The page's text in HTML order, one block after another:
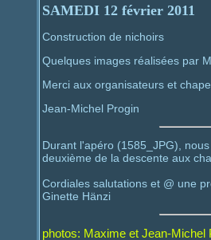
SAMEDI 12 février 2011
Construction de nichoirs
Quelques images réalisées par
Merci aux organisateurs et
Jean-Michel Progin
Durant l'apéro (1585_JPG),
deuxième de la descente aux
Cordiales salutations et @ une
Ginette Hänzi
photos: Maxime et Jean-Michel